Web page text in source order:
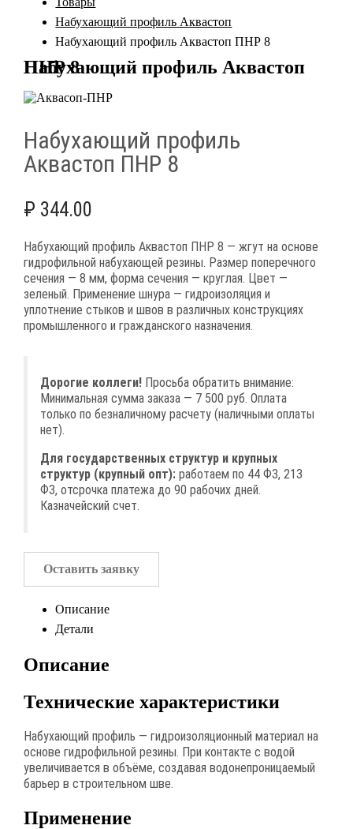
Набухающий профиль Аквастоп
Набухающий профиль Аквастоп ПНР 8
Набухающий профиль Аквастоп ПНР 8
Набухающий профиль
Аквастоп ПНР 8
₽ 344.00
Набухающий профиль Аквастоп ПНР 8 — жгут на основе
гидрофильной набухающей резины. Размер поперечного
сечения — 8 мм, форма сечения — круглая. Цвет —
зеленый. Применение шнура — гидроизоляция и
уплотнение стыков и швов в различных конструкциях
промышленного и гражданского назначения.
Дорогие коллеги! Просьба обратить внимание:
Минимальная сумма заказа — 7 500 руб. Оплата
только по безналичному расчету (наличными оплаты
нет).
Для государственных структур и крупных
структур (крупный опт): работаем по 44 ФЗ, 213
ФЗ, отсрочка платежа до 90 рабочих дней.
Казначейский счет.
Оставить заявку
Описание
Детали
Описание
Технические характеристики
Набухающий профиль — гидроизоляционный материал на
основе гидрофильной резины. При контакте с водой
увеличивается в объёме, создавая водонепроницаемый
барьер в строительном шве.
Применение